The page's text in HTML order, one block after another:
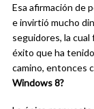
Esa afirmación de
e invirtió mucho
seguidores, la
éxito que ha
camino, entonces
Windows 8?